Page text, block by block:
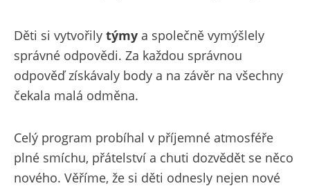
Děti si vytvořily týmy a společně vymýšlely
správné odpovědi. Za každou správnou
odpověď získávaly body a na závěr na všechny
čekala malá odměna.
Celý program probíhal v příjemné atmosféře
plné smíchu, přátelství a chuti dozvědět se něco
nového. Věříme, že si děti odnesly nejen nové